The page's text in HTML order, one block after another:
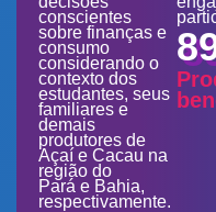
conscientes
sobre finanças e
consumo
considerando o
contexto dos
estudantes, seus
familiares e
demais
produtores de
Açaí e Cacau na
região do
Pará e Bahia,
respectivamente.